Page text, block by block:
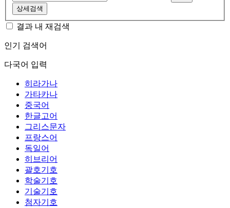
상세검색
결과 내 재검색
인기 검색어
다국어 입력
히라가나
가타카나
중국어
한글고어
그리스문자
프랑스어
독일어
히브리어
괄호기호
학술기호
기술기호
첨자기호